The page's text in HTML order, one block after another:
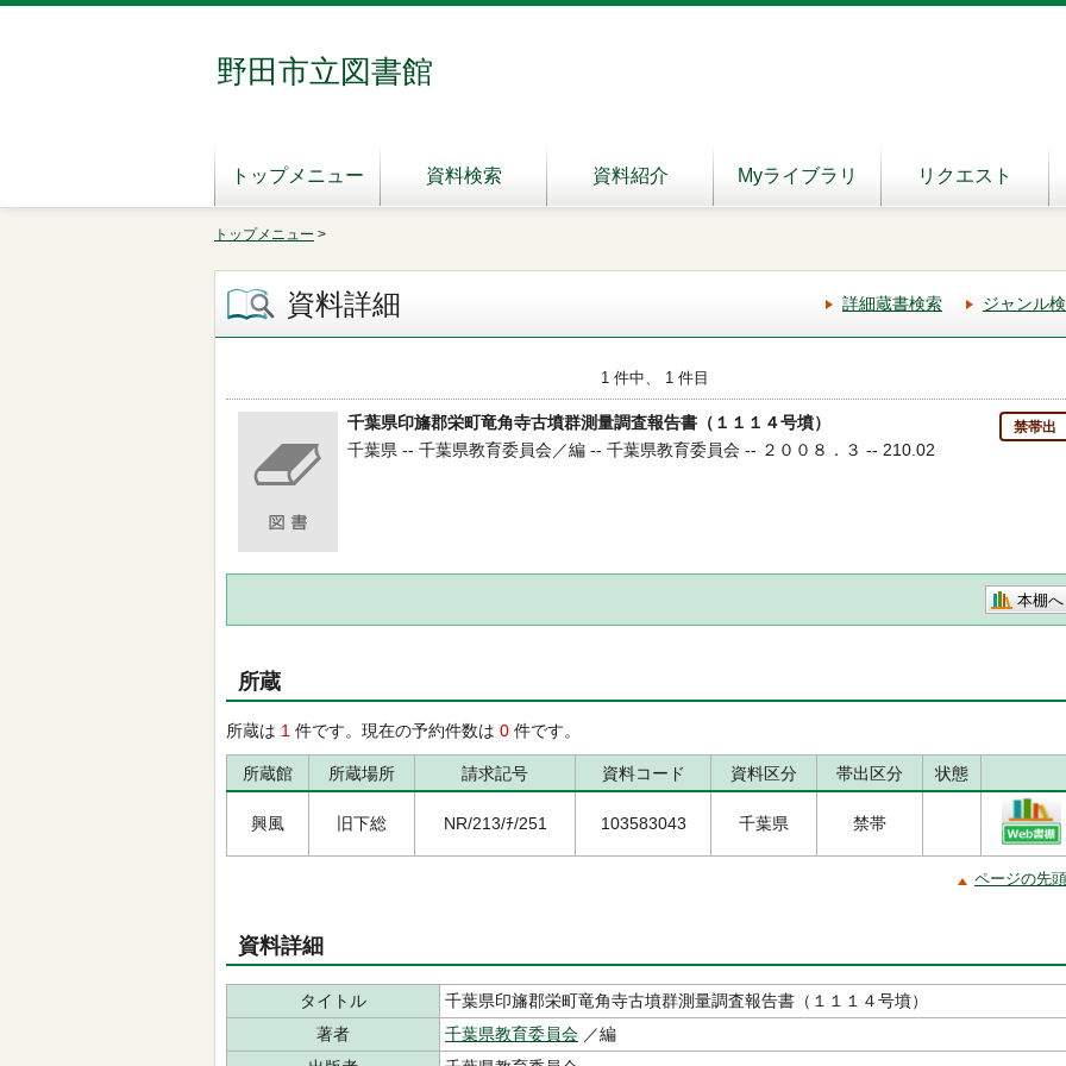
野田市立図書館
トップメニュー 資料検索 資料紹介 Myライブラリ リクエスト
トップメニュー >
資料詳細 詳細蔵書検索 ジャンル
1 件中、 1 件目
千葉県印旛郡栄町竜角寺古墳群測量調査報告書（１１１４号墳） 禁帯出
千葉県 -- 千葉県教育委員会／編 -- 千葉県教育委員会 -- ２００８．３ -- 210.02
本棚へ
所蔵
所蔵は 1 件です。現在の予約件数は 0 件です。
所蔵館 所蔵場所 請求記号 資料コード 資料区分 帯出区分 状態
興風 旧下総 NR/213/ﾁ/251 103583043 千葉県 禁帯
ページの先
資料詳細
タイトル
千葉県印旛郡栄町竜角寺古墳群測量調査報告書（１１１４号墳）
著者
千葉県教育委員会 ／編